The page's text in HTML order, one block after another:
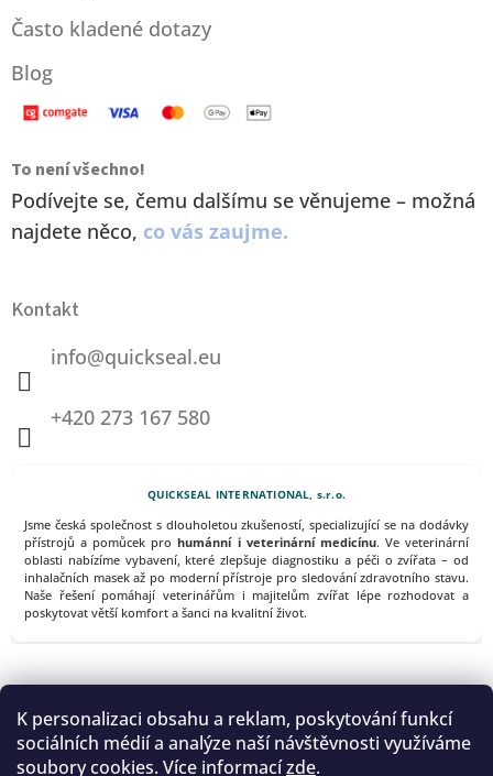
K personalizaci obsahu a reklam, poskytování funkcí
sociálních médií a analýze naší návštěvnosti využíváme
soubory cookies. Více informacízde.
Často kladené dotazy
Blog
To není všechno!
Podívejte se, čemu dalšímu se věnujeme – možná
najdete něco, co vás zaujme.
Kontakt
info@quickseal.eu
+420 273 167 580
QUICKSEAL INTERNATIONAL, s.r.o.
Jsme česká společnost s dlouholetou zkušeností, specializující se na dodávky
přístrojů a pomůcek prohumánní i veterinární medicínu. Ve veterinární
oblasti nabízíme vybavení, které zlepšuje diagnostiku a péči o zvířata – od
inhalačních masek až po moderní přístroje pro sledování zdravotního stavu.
Naše řešení pomáhají veterinářům i majitelům zvířat lépe rozhodovat a
poskytovat větší komfort a šanci na kvalitní život.
Copyright 2026 © QUICKSEAL INTERNATIONAL, s.r.o. • Všechna
práva vyhrazena •